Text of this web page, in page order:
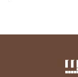
2026/03/05【
2026